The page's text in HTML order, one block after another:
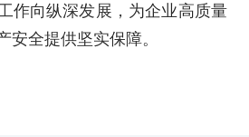
作向纵深发展，为企业高质量
安全提供坚实保障。